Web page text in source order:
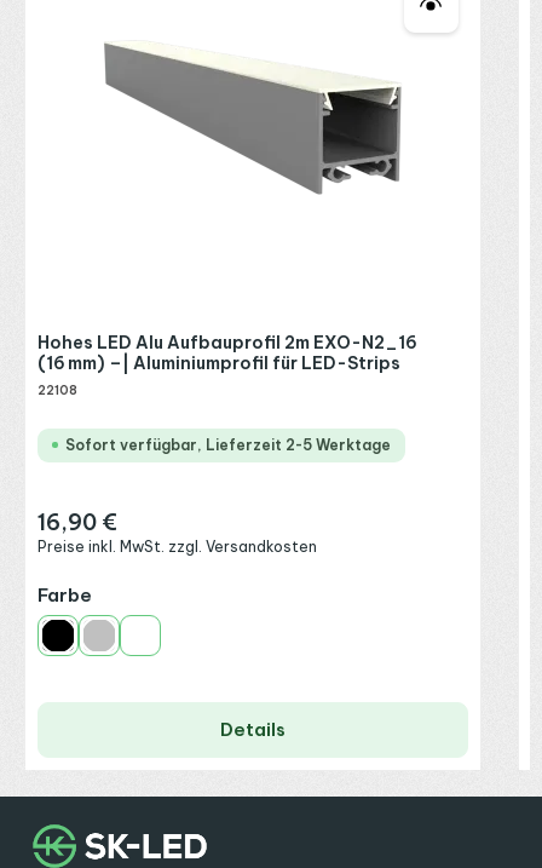
Hohes LED Alu Aufbauprofil 2m EXO-N2_16
(16 mm) –| Aluminiumprofil für LED-Strips
22108
Sofort verfügbar, Lieferzeit 2-5 Werktage
Regulärer Preis:
16,90 €
Preise inkl. MwSt. zzgl. Versandkosten
Farbe
Schwarz
Silber Weiß
Details